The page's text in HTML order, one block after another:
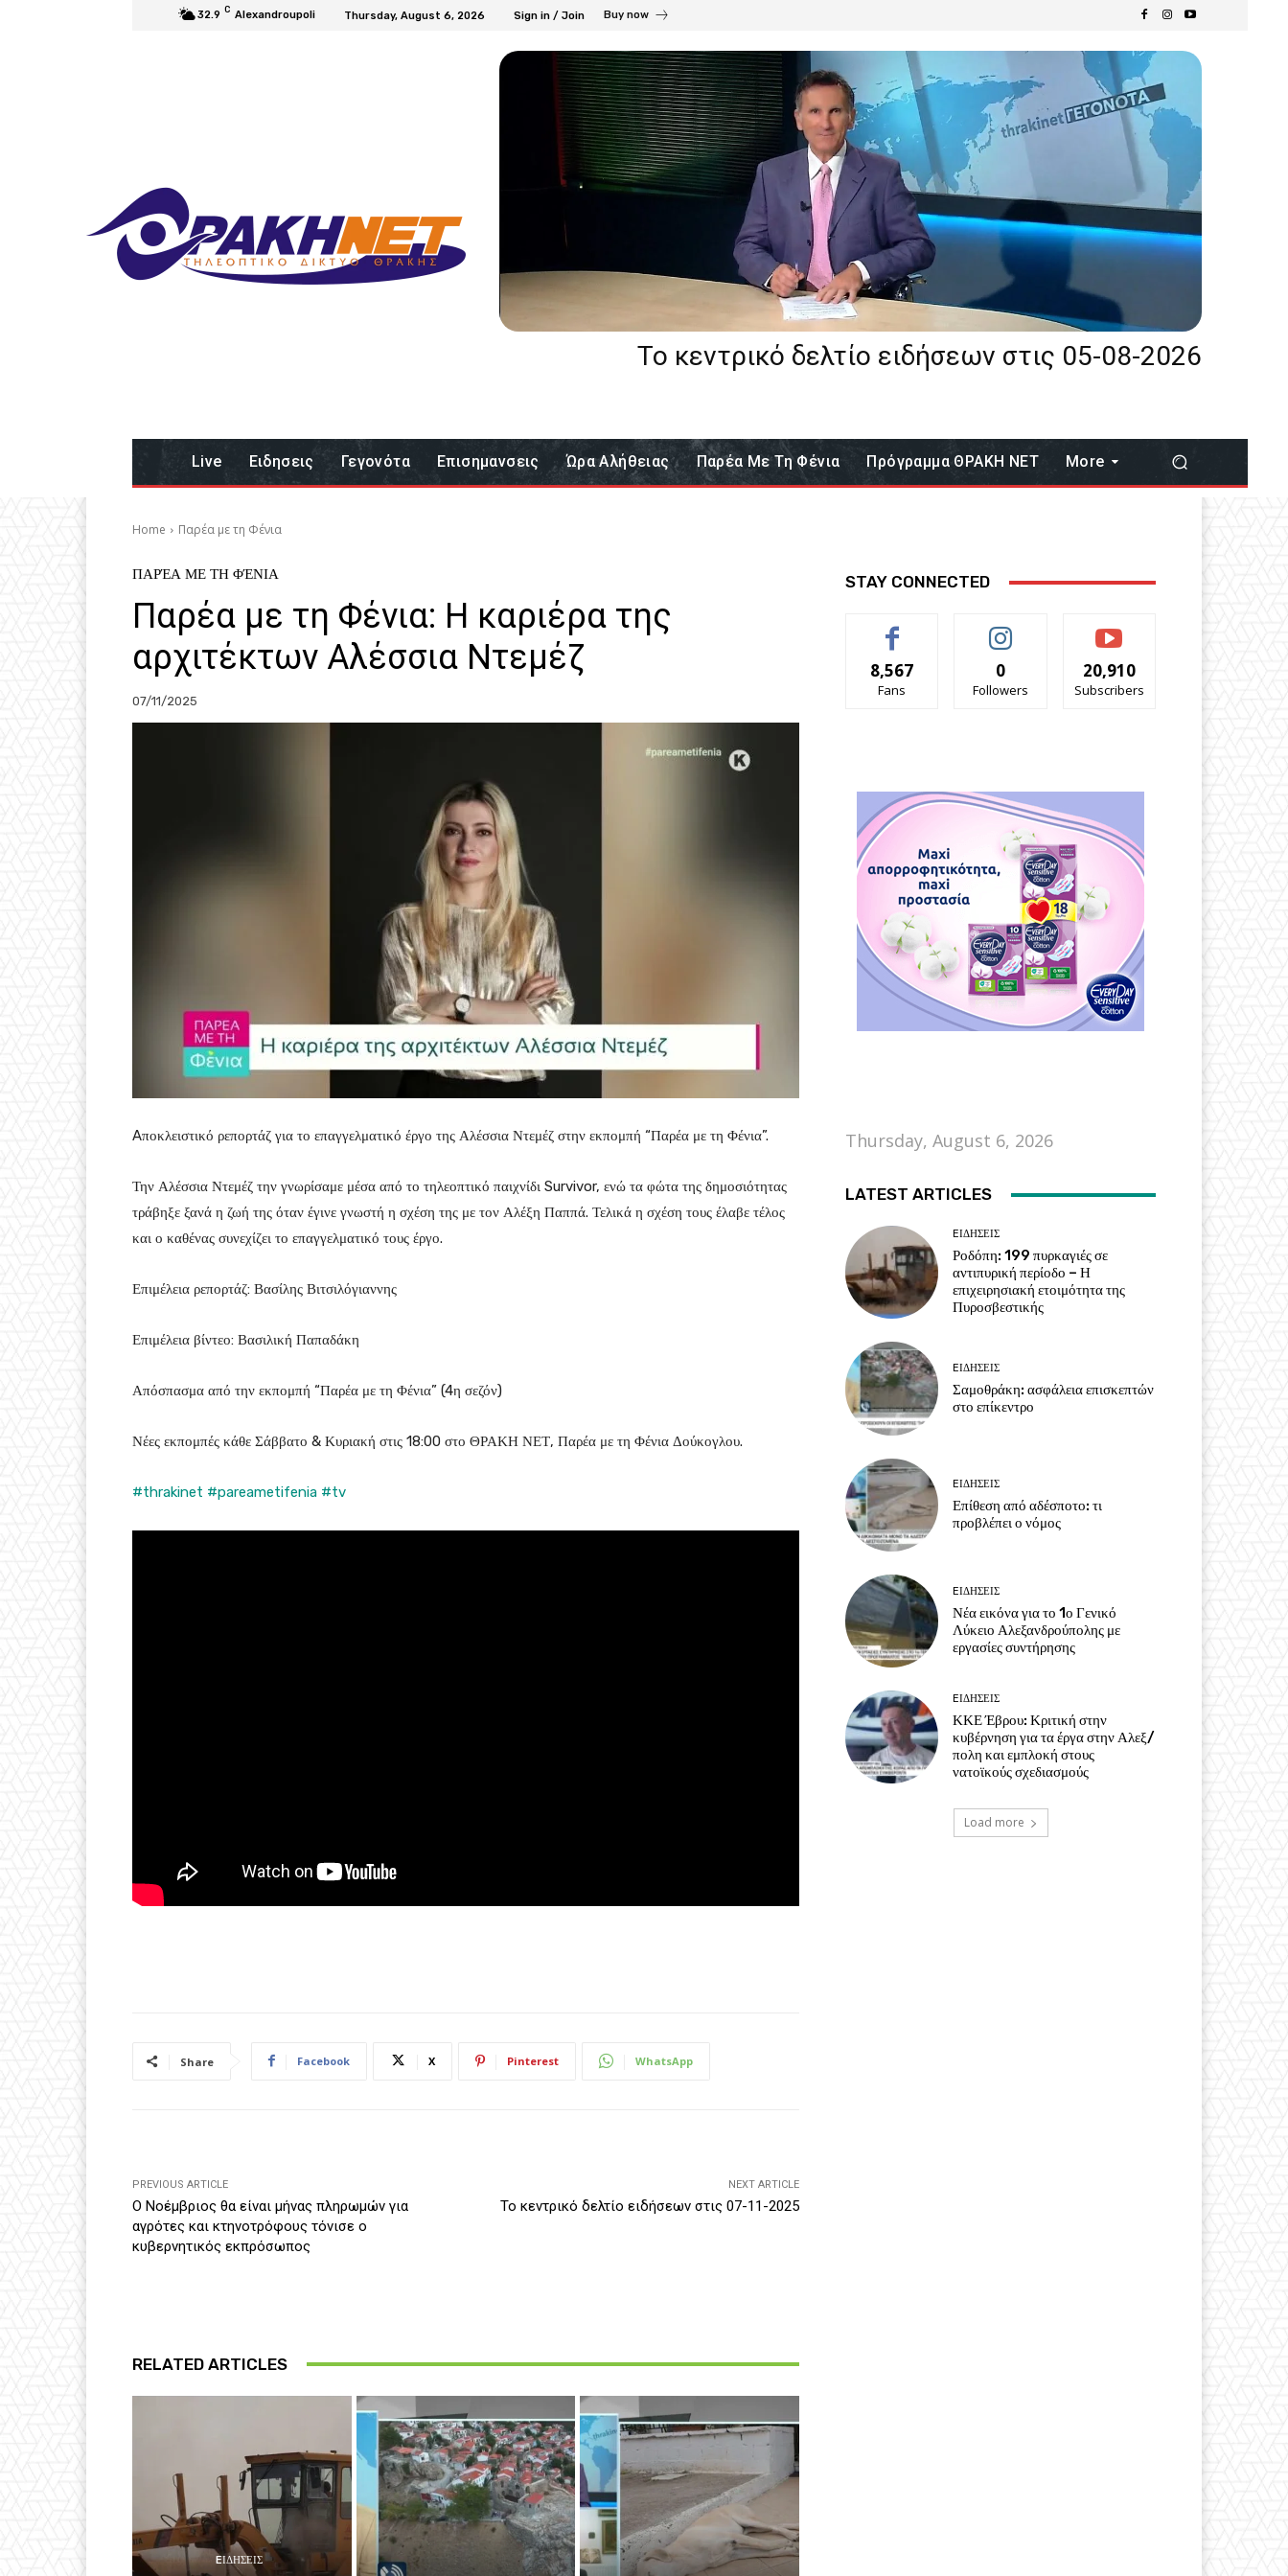
32.9 C Alexandroupoli Thursday, August 6, 2026 Sign in / Join Buy now
Το κεντρικό δελτίο ειδήσεων στις 05-08-2026
Live Eιδησεις Γεγονότα Επισημανσεις Ώρα Αλήθειας Παρέα Με Τη Φένια Πρόγραμμα ΘΡΑΚΗ ΝΕΤ More
Home Παρέα με τη Φένια
ΠΑΡΈΑ ΜΕ ΤΗ ΦΈΝΙΑ
Παρέα με τη Φένια: H καριέρα της
αρχιτέκτων Αλέσσια Ντεμέζ
07/11/2025
Aποκλειστικό ρεπορτάζ για το επαγγελματικό έργο της Αλέσσια Ντεμέζ στην εκπομπή “Παρέα με τη Φένια”.
Την Αλέσσια Ντεμέζ την γνωρίσαμε μέσα από το τηλεοπτικό παιχνίδι Survivor, ενώ τα φώτα της δημοσιότητας
τράβηξε ξανά η ζωή της όταν έγινε γνωστή η σχέση της με τον Αλέξη Παππά. Τελικά η σχέση τους έλαβε τέλος
και ο καθένας συνεχίζει το επαγγελματικό τους έργο.
Επιμέλεια ρεπορτάζ: Βασίλης Βιτσιλόγιαννης
Επιμέλεια βίντεο: Βασιλική Παπαδάκη
Απόσπασμα από την εκπομπή “Παρέα με τη Φένια” (4η σεζόν)
Νέες εκπομπές κάθε Σάββατο & Κυριακή στις 18:00 στο ΘΡΑΚΗ ΝΕΤ, Παρέα με τη Φένια Δούκογλου.
#thrakinet #pareametifenia #tv
Share Facebook X Pinterest WhatsApp
PREVIOUS ARTICLE
Ο Νοέμβριος θα είναι μήνας πληρωμών για
αγρότες και κτηνοτρόφους τόνισε ο
κυβερνητικός εκπρόσωπος
NEXT ARTICLE
Το κεντρικό δελτίο ειδήσεων στις 07-11-2025
RELATED ARTICLES
EΙΔΗΣΕΙΣ
STAY CONNECTED
8,567
Fans
0
Followers
20,910
Subscribers
Thursday, August 6, 2026
LATEST ARTICLES
EΙΔΗΣΕΙΣ
Ροδόπη: 199 πυρκαγιές σε
αντιπυρική περίοδο – Η
επιχειρησιακή ετοιμότητα της
Πυροσβεστικής
EΙΔΗΣΕΙΣ
Σαμοθράκη: ασφάλεια επισκεπτών
στο επίκεντρο
EΙΔΗΣΕΙΣ
Επίθεση από αδέσποτο: τι
προβλέπει ο νόμος
EΙΔΗΣΕΙΣ
Νέα εικόνα για το 1ο Γενικό
Λύκειο Αλεξανδρούπολης με
εργασίες συντήρησης
EΙΔΗΣΕΙΣ
ΚΚΕ Έβρου: Κριτική στην
κυβέρνηση για τα έργα στην Αλεξ/
πολη και εμπλοκή στους
νατοϊκούς σχεδιασμούς
Load more